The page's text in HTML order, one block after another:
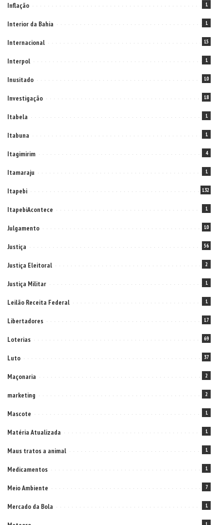
Inflação 1
Interior da Bahia 1
Internacional 15
Interpol 1
Inusitado 10
Investigação 18
Itabela 1
Itabuna 1
Itagimirim 4
Itamaraju 1
Itapebi 132
ItapebiAcontece 1
Julgamento 10
Justiça 56
Justiça Eleitoral 2
Justiça Militar 1
Leilão Receita Federal 1
Libertadores 17
Loterias 69
Luto 37
Maçonaria 2
marketing 2
Mascote 1
Matéria Atualizada 1
Maus tratos a animal 1
Medicamentos 1
Meio Ambiente 7
Mercado da Bola 1